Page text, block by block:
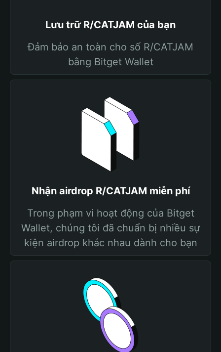
Lưu trữ R/CATJAM của bạn
Đảm bảo an toàn cho số R/CATJAM
bằng Bitget Wallet
Nhận airdrop R/CATJAM miễn phí
Trong phạm vi hoạt động của Bitget
Wallet, chúng tôi đã chuẩn bị nhiều sự
kiện airdrop khác nhau dành cho bạn